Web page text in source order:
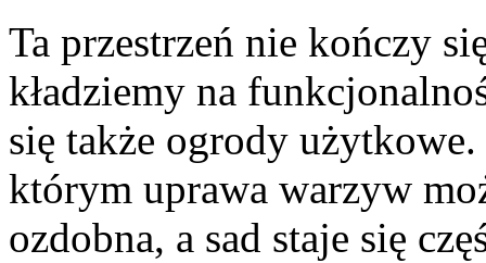
Ta przestrzeń nie kończy
kładziemy na
się także ogrody
którym uprawa warzyw
ozdobna, a sad staje się